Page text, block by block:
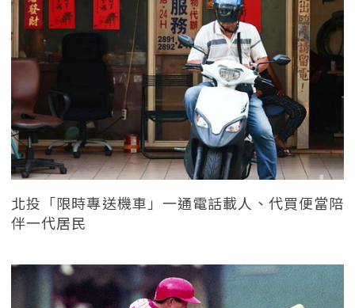
北投「限時專送機車」一通電話載人、代買便當陪
伴一代居民